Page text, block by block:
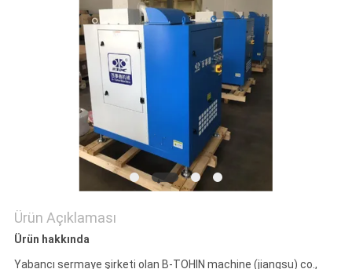
HARITASI
PRIVACY
Ürün Açıklaması
Ürün hakkında
Yabancı sermaye şirketi olan B-TOHIN machine (jiangsu) co.,